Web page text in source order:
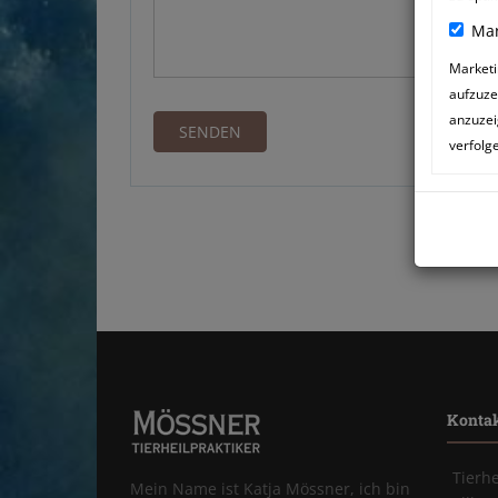
Mein Name ist Katja Mössner, ich bin